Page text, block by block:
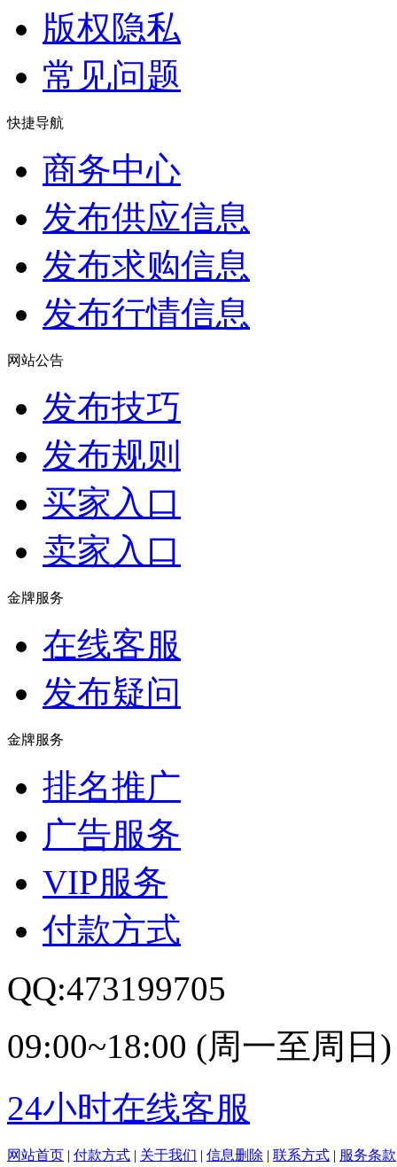
版权隐私
常见问题
快捷导航
商务中心
发布供应信息
发布求购信息
发布行情信息
网站公告
发布技巧
发布规则
买家入口
卖家入口
金牌服务
在线客服
发布疑问
金牌服务
排名推广
广告服务
VIP服务
付款方式
QQ:473199705
09:00~18:00 (周一至周日)
24小时在线客服
网站首页 | 付款方式 | 关于我们 | 信息删除 | 联系方式 | 服务条款